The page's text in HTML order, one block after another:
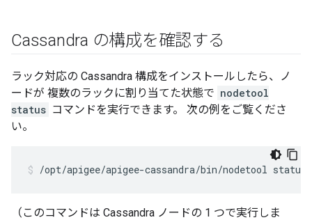
Cassandra の構成を確認する
ラック対応の Cassandra 構成をインストールしたら、ノ
ードが 複数のラックに割り当てた状態で nodetool
status コマンドを実行できます。 次の例をご覧くださ
い。
/opt/apigee/apigee-cassandra/bin/nodetool status
（このコマンドは Cassandra ノードの 1 つで実行しま